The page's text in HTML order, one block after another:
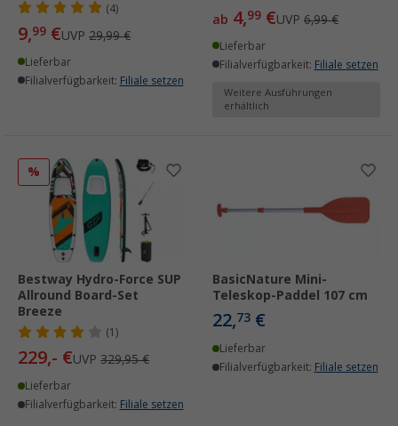
(4)
9,99 €UVP 29,99 €
Lieferbar
Filialverfügbarkeit: Filiale setzen
ab 4,99 €UVP 6,99 €
Lieferbar
Filialverfügbarkeit: Filiale setzen
Weitere Ausführungen
erhältlich
%
Bestway Hydro-Force SUP
Allround Board-Set
Breeze
(1)
229,- €UVP 329,95 €
Lieferbar
Filialverfügbarkeit: Filiale setzen
BasicNature Mini-
Teleskop-Paddel 107 cm
22,73 €
Lieferbar
Filialverfügbarkeit: Filiale setzen